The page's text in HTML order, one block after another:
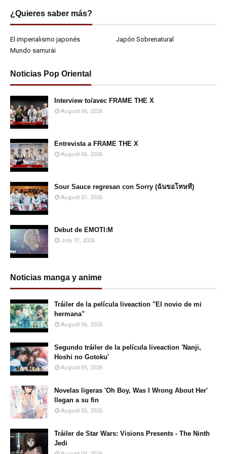
¿Quieres saber más?
El imperialismo japonés
Japón Sobrenatural
Mundo samurái
Noticias Pop Oriental
Interview to/avec FRAME THE X
August 06, 2026
Entrevista a FRAME THE X
August 06, 2026
Sour Sauce regresan con Sorry (ฉันขอโทษที)
August 01, 2026
Debut de EMOTI:M
July 31, 2026
Noticias manga y anime
Tráiler de la película liveaction "El novio de mi
hermana"
August 06, 2026
Segundo tráiler de la película liveaction 'Nanji,
Hoshi no Gotoku'
August 05, 2026
Novelas ligeras 'Oh Boy, Was I Wrong About Her'
llegan a su fin
August 05, 2026
Tráiler de Star Wars: Visions Presents - The Ninth
Jedi